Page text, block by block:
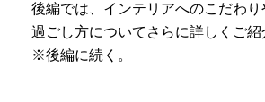
後編では、インテリアへのこだわ
過ごし方についてさらに詳しくご紹
※後編に続く。